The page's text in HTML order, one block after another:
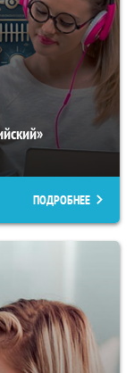
ПОДРОБНЕЕ